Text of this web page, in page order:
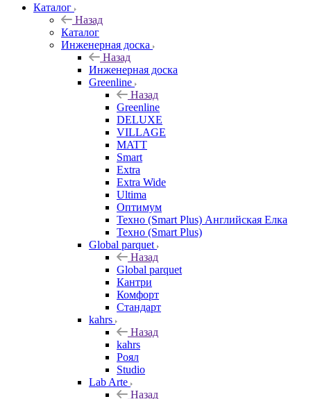
Каталог
Назад
Каталог
Инженерная доска
Назад
Инженерная доска
Greenline
Назад
Greenline
DELUXE
VILLAGE
MATT
Smart
Extra
Extra Wide
Ultima
Оптимум
Техно (Smart Plus) Английская Елка
Техно (Smart Plus)
Global parquet
Назад
Global parquet
Кантри
Комфорт
Стандарт
kahrs
Назад
kahrs
Роял
Studio
Lab Arte
Назад